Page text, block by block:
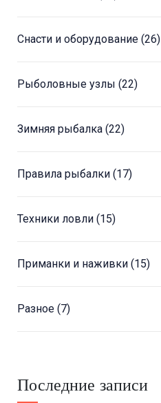
Снасти и оборудование (26)
Рыболовные узлы (22)
Зимняя рыбалка (22)
Правила рыбалки (17)
Техники ловли (15)
Приманки и наживки (15)
Разное (7)
Последние записи